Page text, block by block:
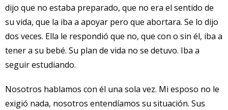
dijo que no estaba preparado, que no era el sentido de
su vida, que la iba a apoyar pero que abortara. Se lo dijo
dos veces. Ella le respondió que no, que con o sin él, iba a
tener a su bebé. Su plan de vida no se detuvo. Iba a
seguir estudiando.
Nosotros hablamos con él una sola vez. Mi esposo no le
exigió nada, nosotros entendíamos su situación. Sus